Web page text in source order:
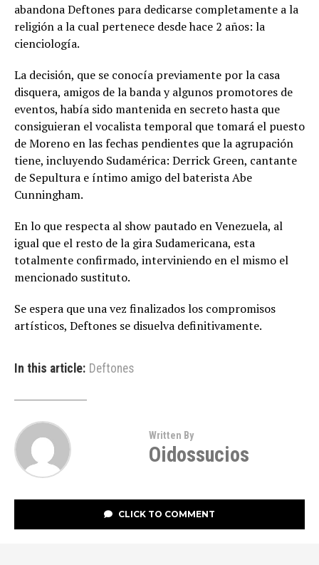
abandona Deftones para dedicarse completamente a la
religión a la cual pertenece desde hace 2 años: la
cienciología.
La decisión, que se conocía previamente por la casa
disquera, amigos de la banda y algunos promotores de
eventos, había sido mantenida en secreto hasta que
consiguieran el vocalista temporal que tomará el puesto
de Moreno en las fechas pendientes que la agrupación
tiene, incluyendo Sudamérica: Derrick Green, cantante
de Sepultura e íntimo amigo del baterista Abe
Cunningham.
En lo que respecta al show pautado en Venezuela, al
igual que el resto de la gira Sudamericana, esta
totalmente confirmado, interviniendo en el mismo el
mencionado sustituto.
Se espera que una vez finalizados los compromisos
artísticos, Deftones se disuelva definitivamente.
In this article: Deftones
Written By
Oidossucios
CLICK TO COMMENT